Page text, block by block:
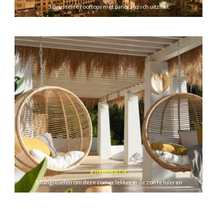
3 Brusselse rooftops met panoramisch uitzicht
INSPIRATIE
5 hangstoelen om deze zomer lekker in de zon te luieren